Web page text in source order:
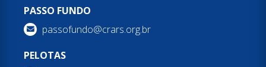
PASSO FUNDO
passofundo@crars.org.br
PELOTAS